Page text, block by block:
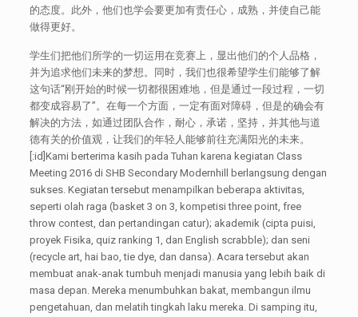
的态度。此外，他们也学会要更加有责任心，成熟，并使自己能
做得更好。
学生们把他们所学的一切运用在竞赛上，显出他们的个人品格，
并为追求他们未来的梦想。同时，我们也很希望学生们能够了解
这句话“刚开始的时候一切都很困难地，但是通过一段过程，一切
都变成容易了”。在每一个方面，一定有面对障碍，但是的确会有
解决的方法，如通过团队合作，耐心，承诺，坚持，并其他与道
德有关的价值观，让我们的年轻人能够前往充满阳光的未来。
[:id]Kami berterima kasih pada Tuhan karena kegiatan Class
Meeting 2016 di SHB Secondary Modernhill berlangsung dengan
sukses. Kegiatan tersebut menampilkan beberapa aktivitas,
seperti olah raga (basket 3 on 3, kompetisi three point, free
throw contest, dan pertandingan catur); akademik (cipta puisi,
proyek Fisika, quiz ranking 1, dan English scrabble); dan seni
(recycle art, hai bao, tie dye, dan dansa). Acara tersebut akan
membuat anak-anak tumbuh menjadi manusia yang lebih baik di
masa depan. Mereka menumbuhkan bakat, membangun ilmu
pengetahuan, dan melatih tingkah laku mereka. Di samping itu,